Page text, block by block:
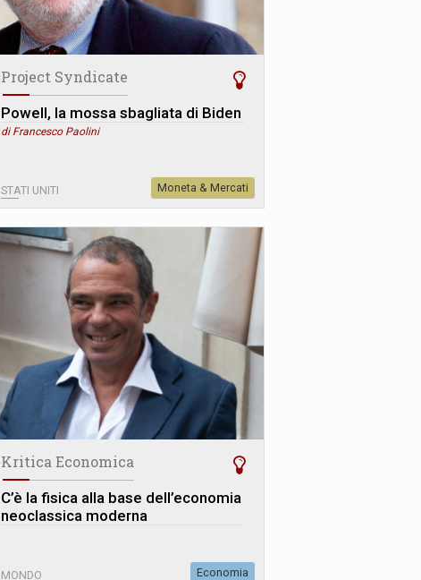
Project Syndicate
Powell, la mossa sbagliata di Biden
di Francesco Paolini
STATI UNITI Moneta & Mercati
Kritica Economica
C’è la fisica alla base dell’economia
neoclassica moderna
MONDO Economia